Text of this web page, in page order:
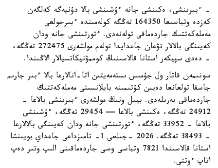
- ءبىرىنشى، ەكىنشى جانە ءۇشىنشى بالا دۇنيەگە كەلگەن
كەزدە وتباسىعا 164350 تەڭگە كولەمىندە ءبىرجولعى
مەملەكەتتىك جاردەماقى تولەنەدى. ءتورتىنشى جانە ودان
كەيىنگى بالالار تۋعان جاعدايدا تولەم مولشەرى 272475 تەڭگە،
- دەدى سپيكەر استانا قالاسىنىڭ كوممۋنيكاتسيالار الاڭىندا.
سونىمەن قاتار ول جۇمىس ىستەمەيتىن اتا-انالارعا بالا ءبىر جارىم
جاسقا تولعانعا دەيىن كۇتىمىنە بايلانىستى مەملەكەتتىك
جاردەماقى بەرىلەدى. بيىل ونىڭ مولشەرى ءبىرىنشى بالاعا -
24912 تەڭگە، ەكىنشى بالاعا — 29454 تەڭگە، ءۇشىنشى
بالاعا - 33952 تەڭگە، ءتورتىنشى جانە ودان كەيىنگى بالالارعا
- 38493 تەڭگە. 2026 -جىلعى 1- تامىزداعى جاعداي بويىنشا
استانا قالاسىندا 7821 وتباسى وسى جاردەماقىنى الىپ وتىر دەپ
اتاپ ءوتتى.